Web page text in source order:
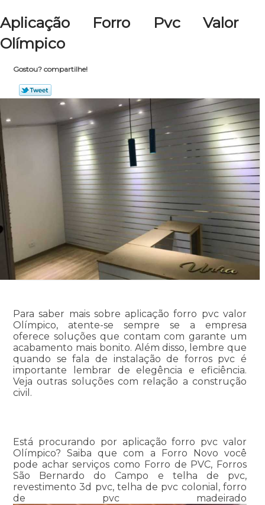
Aplicação Forro Pvc Valor
Olímpico
Gostou? compartilhe!
Para saber mais sobre aplicação forro pvc valor
Olímpico, atente-se sempre se a empresa
oferece soluções que contam com garante um
acabamento mais bonito. Além disso, lembre que
quando se fala de instalação de forros pvc é
importante lembrar de elegência e eficiência.
Veja outras soluções com relação a construção
civil.
Está procurando por aplicação forro pvc valor
Olímpico? Saiba que com a Forro Novo você
pode achar serviços como Forro de PVC, Forros
São Bernardo do Campo e telha de pvc,
revestimento 3d pvc, telha de pvc colonial, forro
de pvc madeirado